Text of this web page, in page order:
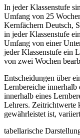
In jeder Klassenstufe
Umfang von 25
Kernfächern Deutsch,
in jeder Klassenstufe
Umfang von einer
jeder Klassenstufe ein
von zwei Wochen
Entscheidungen über
Lernbereiche innerhalb
innerhalb eines
Lehrers. Zeitrichtwerte
gewährleistet ist,
tabellarische